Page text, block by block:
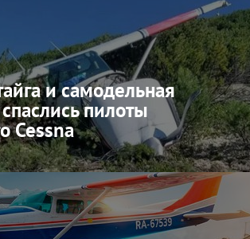
и самодельная
пилоты
Cessna